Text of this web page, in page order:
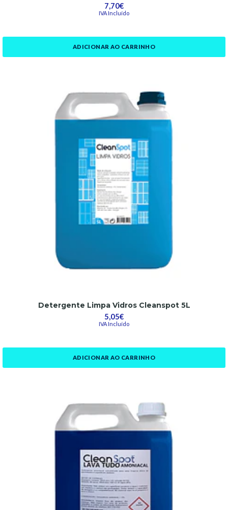
7,70€
IVA Incluído
ADICIONAR AO CARRINHO
Detergente Limpa Vidros Cleanspot 5L
5,05€
IVA Incluído
ADICIONAR AO CARRINHO